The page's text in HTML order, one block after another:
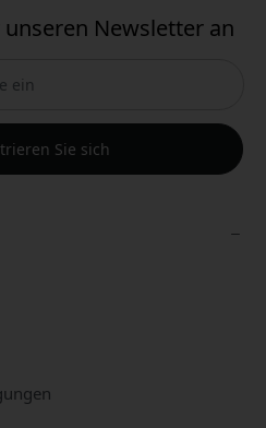
Newsletter an
Sie sich